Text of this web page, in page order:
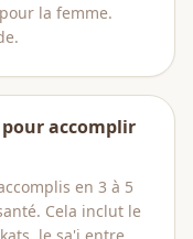
la femme.
accomplir
en 3 à 5
Cela inclut le